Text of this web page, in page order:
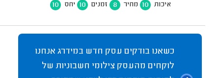
איכות 10 מחיר 8 זמנים 10 יחס 10
כשאנו בודקים עסק חדש במידרג אנחנו
לוקחים מהעסק צילומי חשבוניות של